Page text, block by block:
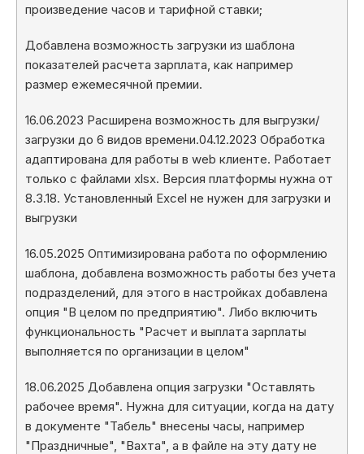
произведение часов и тарифной ставки;
Добавлена возможность загрузки из шаблона
показателей расчета зарплата, как например
размер ежемесячной премии.
16.06.2023 Расширена возможность для выгрузки/
загрузки до 6 видов времени.04.12.2023 Обработка
адаптирована для работы в web клиенте. Работает
только с файлами xlsx. Версия платформы нужна от
8.3.18. Установленный Excel не нужен для загрузки и
выгрузки
16.05.2025 Оптимизирована работа по оформлению
шаблона, добавлена возможность работы без учета
подразделений, для этого в настройках добавлена
опция "В целом по предприятию". Либо включить
функциональность "Расчет и выплата зарплаты
выполняется по организации в целом"
18.06.2025 Добавлена опция загрузки "Оставлять
рабочее время". Нужна для ситуации, когда на дату
в документе "Табель" внесены часы, например
"Праздничные", "Вахта", а в файле на эту дату не